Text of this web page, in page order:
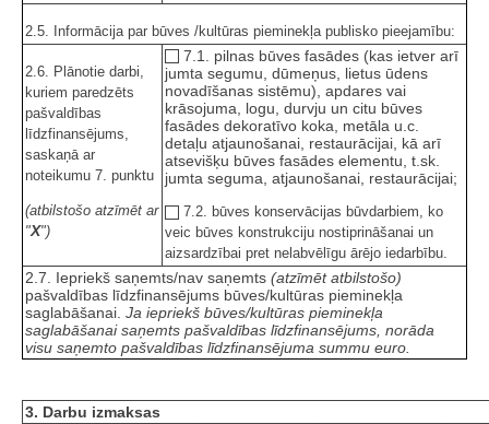
2.5. Informācija par būves /kultūras pieminekļa publisko pieejamību:
2.6. Plānotie darbi,
kuriem paredzēts
pašvaldības
līdzfinansējums,
saskaņā ar
noteikumu 7. punktu
(atbilstošo atzīmēt ar
"X")
7.1. pilnas būves fasādes (kas ietver arī
jumta segumu, dūmeņus, lietus ūdens
novadīšanas sistēmu), apdares vai
krāsojuma, logu, durvju un citu būves
fasādes dekoratīvo koka, metāla u.c.
detaļu atjaunošanai, restaurācijai, kā arī
atsevišķu būves fasādes elementu, t.sk.
jumta seguma, atjaunošanai, restaurācijai;
7.2. būves konservācijas būvdarbiem, ko
veic būves konstrukciju nostiprināšanai un
aizsardzībai pret nelabvēlīgu ārējo iedarbību.
2.7. Iepriekš saņemts/nav saņemts (atzīmēt atbilstošo)
pašvaldības līdzfinansējums būves/kultūras pieminekļa
saglabāšanai. Ja iepriekš būves/kultūras pieminekļa
saglabāšanai saņemts pašvaldības līdzfinansējums, norāda
visu saņemto pašvaldības līdzfinansējuma summu euro.
3. Darbu izmaksas